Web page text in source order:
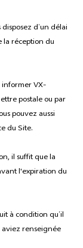
d’un délai
la réception du
VX-
postale ou par
pouvez aussi
du Site.
il suffit que la
l'expiration du
à condition qu’il
aviez renseignée